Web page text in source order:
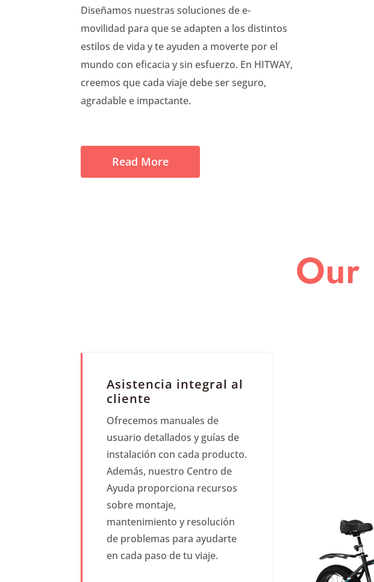
Diseñamos nuestras soluciones de e-
movilidad para que se adapten a los distintos
estilos de vida y te ayuden a moverte por el
mundo con eficacia y sin esfuerzo. En HITWAY,
creemos que cada viaje debe ser seguro,
agradable e impactante.
Read More
Our
Asistencia integral al
cliente
Ofrecemos manuales de
usuario detallados y guías de
instalación con cada producto.
Además, nuestro Centro de
Ayuda proporciona recursos
sobre montaje,
mantenimiento y resolución
de problemas para ayudarte
en cada paso de tu viaje.